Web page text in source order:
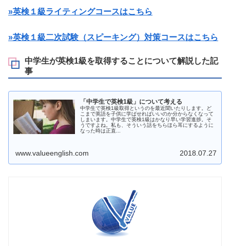
»英検１級ライティングコースはこちら
»英検１級二次試験（スピーキング）対策コースはこちら
中学生が英検1級を取得することについて解説した記
事
「中学生で英検1級」について考える
中学生で英検1級取得というのを最近聞いたりします。ど
こまで英語を子供に学ばせればいいのか分からなくなって
しまいます。中学生で英検1級はかなり早い学習進捗。そ
うですよね。私も、そういう話をちらほら耳にするように
なった時は正直...
www.valueenglish.com 2018.07.27